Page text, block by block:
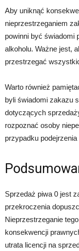
Aby uniknąć
nieprzestrzeganiem
powinni być świadomi
alkoholu. Ważne jest,
przestrzegać
Warto również
byli świadomi zakazu
dotyczących
rozpoznać osoby
przypadku
Sprzedaż piwa 0 jest
przekroczenia
Nieprzestrzeganie
konsekwencji
utrata licencji na